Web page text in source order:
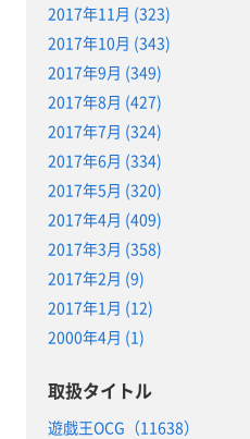
2017年11月 (323)
2017年10月 (343)
2017年9月 (349)
2017年8月 (427)
2017年7月 (324)
2017年6月 (334)
2017年5月 (320)
2017年4月 (409)
2017年3月 (358)
2017年2月 (9)
2017年1月 (12)
2000年4月 (1)
取扱タイトル
遊戯王OCG（11638）